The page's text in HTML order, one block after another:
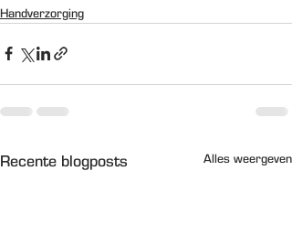
Handverzorging
Recente blogposts Alles weergeven